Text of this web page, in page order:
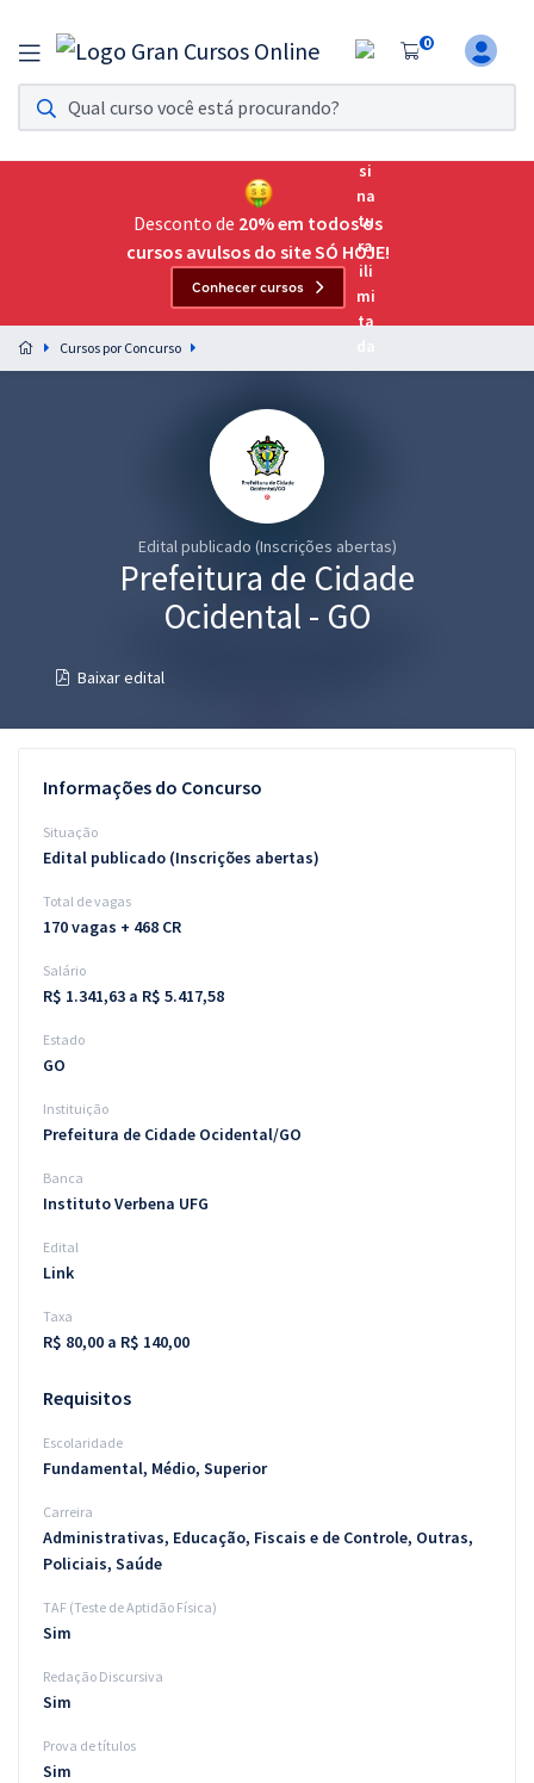
0
Assinatura Ilimitada 11
Acesso a todos os cursos. Teste grátis por 7 dias!
Assinatura OAB Até Passar
Acesso ilimitado a toda preparação para o Exame da
Preparação completa e intensiva para as principais
residências em saúde do Brasil
Questões grátis
Conteúdo gratuito
Aprovados
Atendimento
Desconto de 20% em todos os
cursos avulsos do site SÓ HOJE!
Conhecer cursos
Cursos por Concurso
Edital publicado (Inscrições abertas)
Prefeitura de Cidade
Ocidental - GO
Baixar edital
Informações do Concurso
Situação
Edital publicado (Inscrições abertas)
Total de vagas
170 vagas + 468 CR
Salário
R$ 1.341,63 a R$ 5.417,58
Estado
GO
Instituição
Prefeitura de Cidade Ocidental/GO
Banca
Instituto Verbena UFG
Edital
Link
Taxa
R$ 80,00 a R$ 140,00
Requisitos
Escolaridade
Fundamental, Médio, Superior
Carreira
Administrativas, Educação, Fiscais e de Controle, Outras,
Policiais, Saúde
TAF (Teste de Aptidão Física)
Sim
Redação Discursiva
Sim
Prova de títulos
Sim